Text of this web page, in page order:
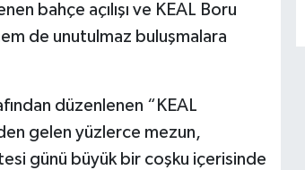
bahçe açılışı ve KEAL Boru
de unutulmaz buluşmalara
düzenlenen “KEAL
gelen yüzlerce mezun,
günü büyük bir coşku içerisinde